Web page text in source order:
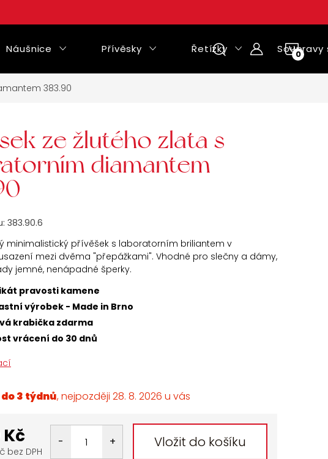
NÁKUPNÍ
Náušnice Přívěsky Řetízky Soupravy
383.90
ze žlutého zlata s
diamantem
383.90.6
minimalistický přívěšek s laboratorním briliantem v
mezi dvěma "přepážkami". Vhodné pro slečny a dámy,
jemné, nenápadné šperky.
pravosti kamene
výrobek - Made in Brno
krabička zdarma
vrácení do 30 dnů
3 týdnů 28. 8. 2026
Kč
bez DPH
Vložit do košíku